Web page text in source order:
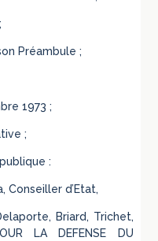
Préambule ;
1973 ;
;
:
Conseiller d’Etat,
Briard, Trichet,
LA DEFENSE DU